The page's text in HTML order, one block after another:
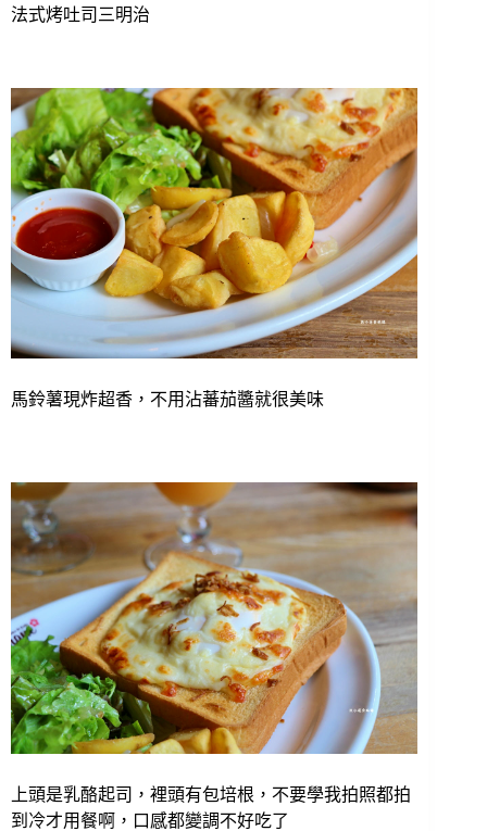
法式烤吐司三明治
馬鈴薯現炸超香，不用沾蕃茄醬就很美味
上頭是乳酪起司，裡頭有包培根，不要學我拍照都拍
到冷才用餐啊，口感都變調不好吃了